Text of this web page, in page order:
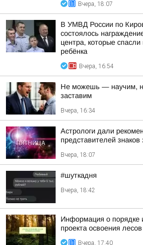
Вчера, 18:07
В УМВД России по
состоялось
центра, которые
ребёнка
Вчера, 16:54
Не можешь — научим,
заставим
Вчера, 16:34
Астрологи дали
представителей знаков
Вчера, 18:07
#шуткадня
Вчера, 18:42
Информация о порядке
проекта освоения лесов
Вчера, 17:40